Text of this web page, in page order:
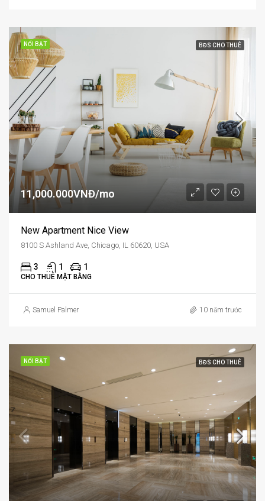
NỔI BẬT BĐS CHO THUÊ
11,000.000VNĐ/mo
New Apartment Nice View
8100 S Ashland Ave, Chicago, IL 60620, USA
3 1 1
CHO THUÊ MẶT BẰNG
Samuel Palmer 10 năm trước
NỔI BẬT BĐS CHO THUÊ